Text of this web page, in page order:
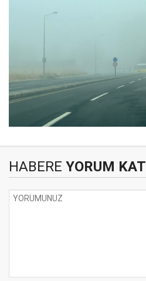
HABERE YORUM KAT